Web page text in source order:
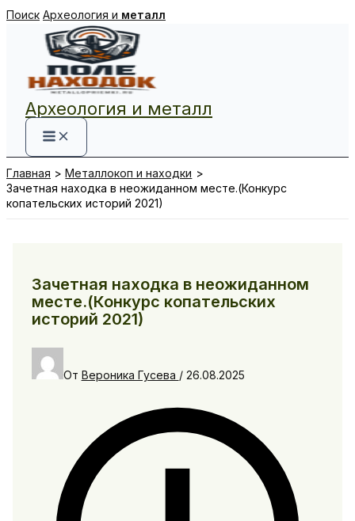
Перейти
содержимому
Поиск Археология и металл
Археология и металл
Главная
Металлокоп и находки
Зачетная находка в неожиданном месте.(Конкурс
копательских историй 2021)
Зачетная находка в неожиданном
месте.(Конкурс копательских
историй 2021)
От Вероника Гусева / 26.08.2025